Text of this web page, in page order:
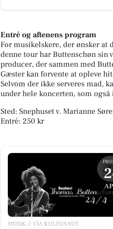
Entré og aftenens program
For musikelskere, der ønsker at
denne tour har Buttenschøn sin
producer, der sammen med
Gæster kan forvente at opleve
Selvom der ikke serveres mad,
under hele koncerten, som
Sted: Snephuset v. Marianne
Entré: 250 kr
MUSIK // VIA KULTUNAUT